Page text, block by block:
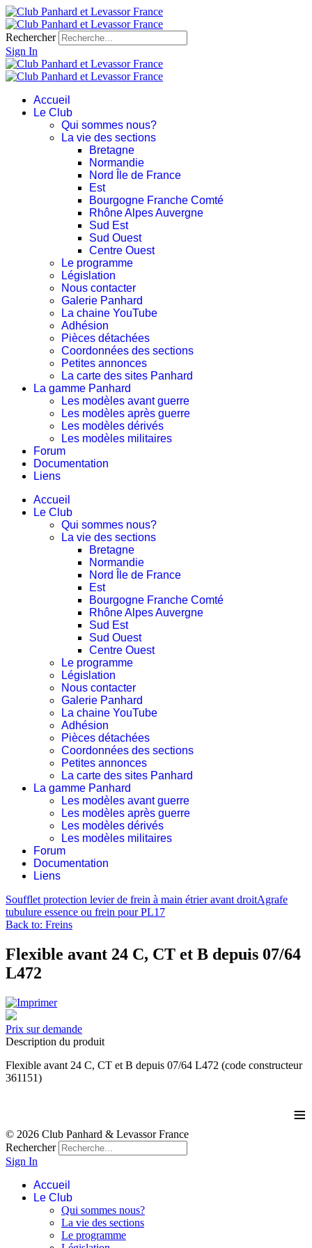
Rechercher
Sign In
Accueil
Le Club
Qui sommes nous?
La vie des sections
Bretagne
Normandie
Nord Île de France
Est
Bourgogne Franche Comté
Rhône Alpes Auvergne
Sud Est
Sud Ouest
Centre Ouest
Le programme
Législation
Nous contacter
Galerie Panhard
La chaine YouTube
Adhésion
Pièces détachées
Coordonnées des sections
Petites annonces
La carte des sites Panhard
La gamme Panhard
Les modèles avant guerre
Les modèles après guerre
Les modèles dérivés
Les modèles militaires
Forum
Documentation
Liens
Accueil
Le Club
Qui sommes nous?
La vie des sections
Bretagne
Normandie
Nord Île de France
Est
Bourgogne Franche Comté
Rhône Alpes Auvergne
Sud Est
Sud Ouest
Centre Ouest
Le programme
Législation
Nous contacter
Galerie Panhard
La chaine YouTube
Adhésion
Pièces détachées
Coordonnées des sections
Petites annonces
La carte des sites Panhard
La gamme Panhard
Les modèles avant guerre
Les modèles après guerre
Les modèles dérivés
Les modèles militaires
Forum
Documentation
Liens
Soufflet protection levier de frein à main étrier avant droitAgrafe
tubulure essence ou frein pour PL17
Back to: Freins
Flexible avant 24 C, CT et B depuis 07/64
L472
Prix sur demande
Description du produit
Flexible avant 24 C, CT et B depuis 07/64 L472 (code constructeur
361151)
≡
© 2026 Club Panhard & Levassor France
Rechercher
Sign In
Accueil
Le Club
Qui sommes nous?
La vie des sections
Le programme